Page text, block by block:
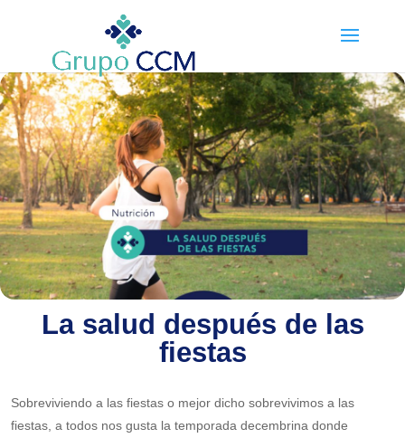
La salud después de las
fiestas
Sobreviviendo a las fiestas o mejor dicho sobrevivimos a las
fiestas, a todos nos gusta la temporada decembrina donde